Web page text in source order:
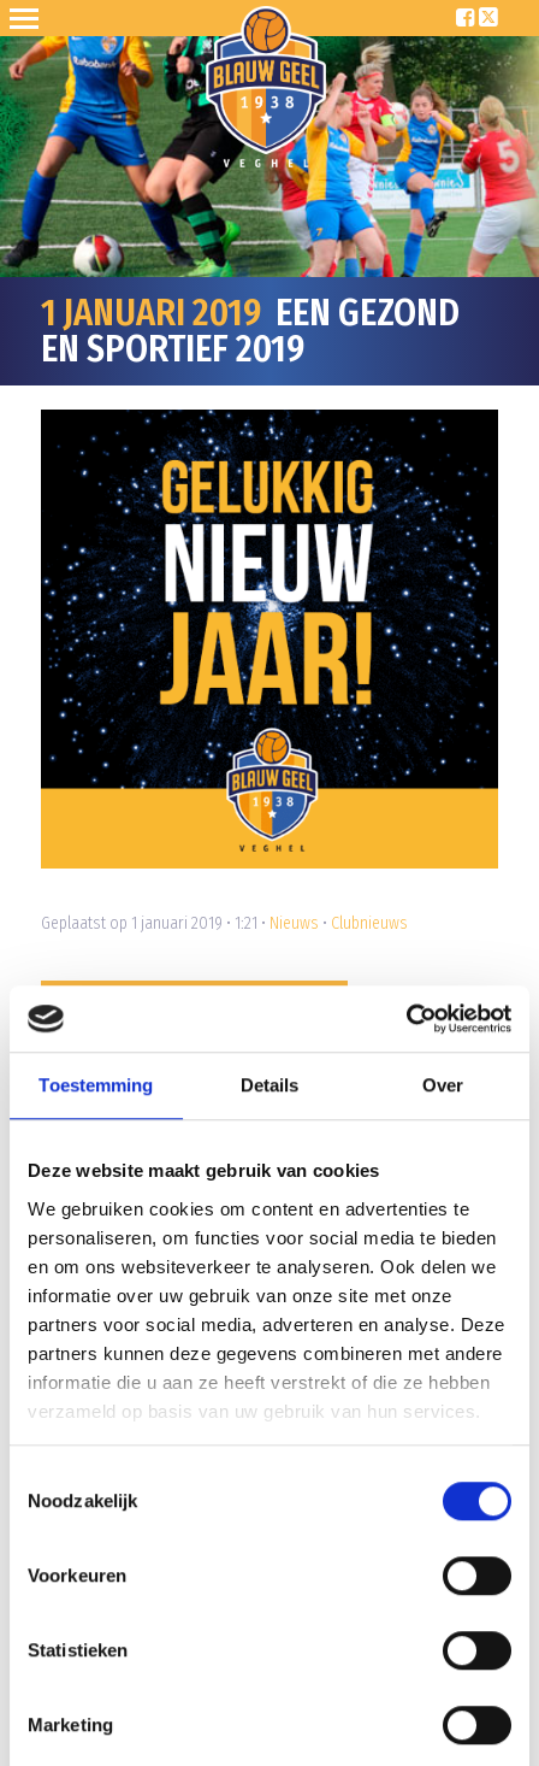
Toestemming Details Over
Deze website maakt gebruik van cookies
We gebruiken cookies om content en advertenties te
personaliseren, om functies voor social media te bieden
en om ons websiteverkeer te analyseren. Ook delen we
informatie over uw gebruik van onze site met onze
partners voor social media, adverteren en analyse. Deze
partners kunnen deze gegevens combineren met andere
informatie die u aan ze heeft verstrekt of die ze hebben
verzameld op basis van uw gebruik van hun services.
Noodzakelijk
Voorkeuren
Statistieken
Marketing
1 JANUARI 2019EEN GEZOND
EN SPORTIEF 2019
Geplaatst op 1 januari 2019 • 1:21 • Nieuws • Clubnieuws
Koflexwerk Select Cup Futsal 2019 staat voor de deur
Nieuwjaarsreceptie opnieuw een groot succes
AANMELDEN LID
Groot onderhoud op ons sportpark